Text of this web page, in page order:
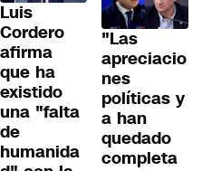
Luis
Cordero
afirma
que ha
existido
una "falta
de
humanida
"Las
apreciacio
nes
políticas y
a han
quedado
completa